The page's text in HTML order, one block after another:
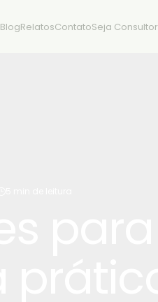
BlogRelatosContatoSeja Consultor